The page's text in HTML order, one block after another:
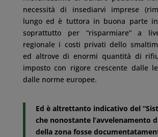
necessità di insediarvi imprese
lungo ed è tuttora in buona parte
soprattutto per “risparmiare” a
regionale i costi privati dello
ed altrove di enormi quantità di
imposto con rigore crescente dalle
dalle norme europee.
Ed è altrettanto indicativo del
che nonostante l’avvelenamento
della zona fosse